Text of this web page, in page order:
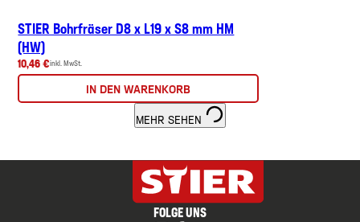
STIER Bohrfräser D8 x L19 x S8 mm HM
(HW)
10,46 €inkl. MwSt.
IN DEN WARENKORB
MEHR SEHEN
FOLGE UNS